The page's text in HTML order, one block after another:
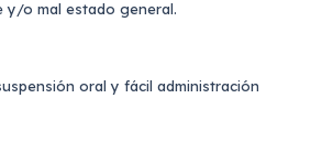
y/o mal estado general.
oral y fácil administración